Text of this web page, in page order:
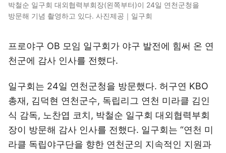
박철순 일구회 대외협력부회장(왼쪽부터)이 24일 연천군청을
방문해 기념 촬영하고 있다. 사진제공｜일구회
프로야구 OB 모임 일구회가 야구 발전에 힘써 온 연
천군에 감사 인사를 전했다.
일구회는 24일 연천군청을 방문했다. 허구연 KBO
총재, 김덕현 연천군수, 독립리그 연천 미라클 김인
식 감독, 노찬엽 코치, 박철순 일구회 대외협력부회
장이 방문해 감사 인사를 전했다. 일구회는 “연천 미
라클 독립야구단을 향한 연천군의 지속적인 지원과